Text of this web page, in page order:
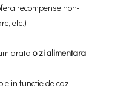
recompense non-
etc.)
arata o zi alimentara
in functie de caz